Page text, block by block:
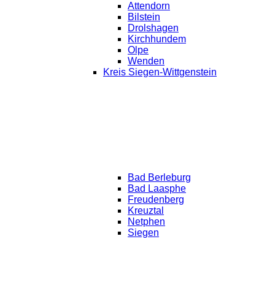
Attendorn
Bilstein
Drolshagen
Kirchhundem
Olpe
Wenden
Kreis Siegen-Wittgenstein
Bad Berleburg
Bad Laasphe
Freudenberg
Kreuztal
Netphen
Siegen